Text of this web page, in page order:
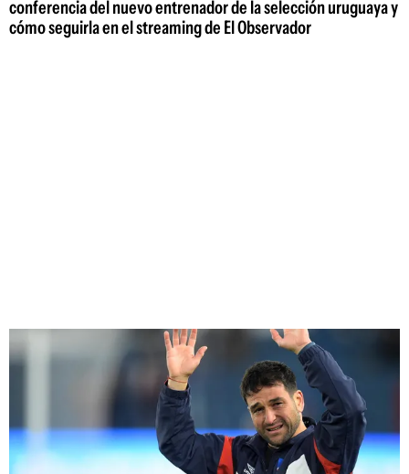
conferencia del nuevo entrenador de la selección uruguaya y
cómo seguirla en el streaming de El Observador